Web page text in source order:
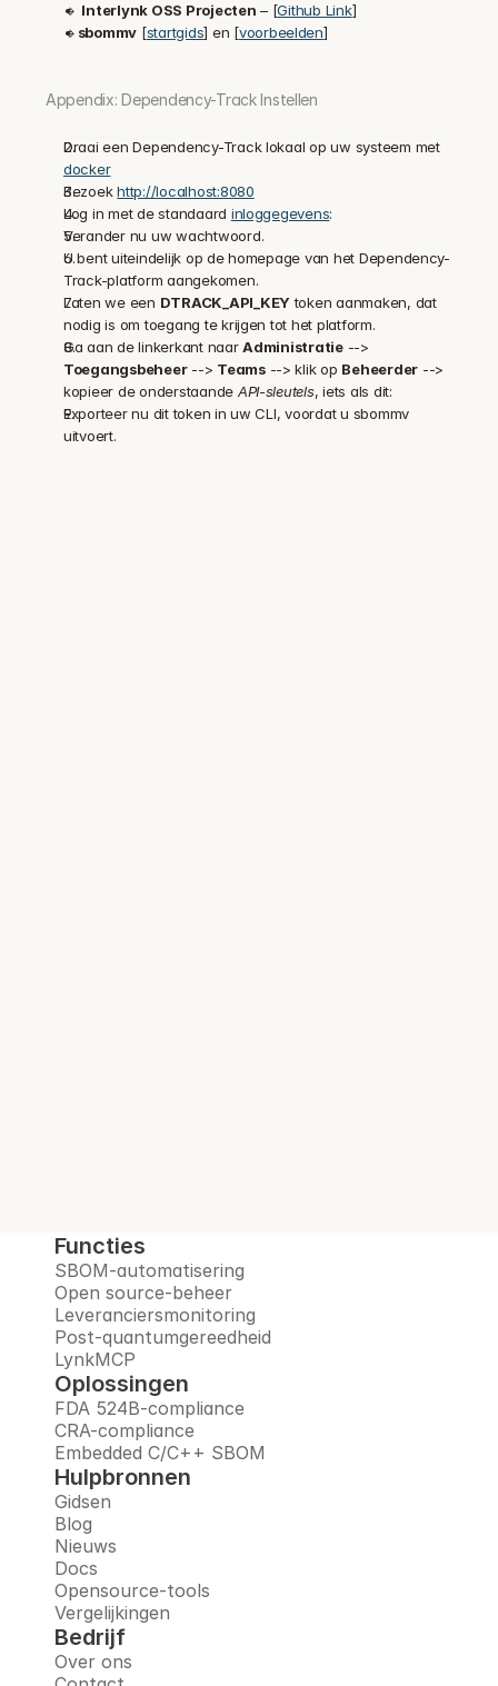
🔹 Interlynk OSS Projecten – [Github Link]
🔹 sbommv [startgids] en [voorbeelden]
Appendix: Dependency-Track Instellen
Draai een Dependency-Track lokaal op uw systeem met
docker
Bezoek http://localhost:8080
Log in met de standaard inloggegevens:
Verander nu uw wachtwoord.
U bent uiteindelijk op de homepage van het Dependency-
Track-platform aangekomen.
Laten we een DTRACK_API_KEY token aanmaken, dat
nodig is om toegang te krijgen tot het platform.
Ga aan de linkerkant naar Administratie
Toegangsbeheer --> Teams --> klik op Beheerder -->
kopieer de onderstaande API-sleutels, iets als dit:
Exporteer nu dit token in uw CLI, voordat u sbommv
uitvoert.
Functies
SBOM-automatisering
Open source-beheer
Leveranciersmonitoring
Post-quantumgereedheid
LynkMCP
Oplossingen
FDA 524B-compliance
CRA-compliance
Embedded C/C++ SBOM
Hulpbronnen
Gidsen
Blog
Nieuws
Docs
Opensource-tools
Vergelijkingen
Bedrijf
Over ons